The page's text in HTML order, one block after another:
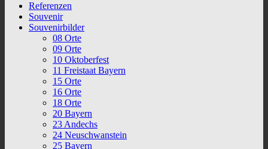
Referenzen
Souvenir
Souvenirbilder
08 Orte
09 Orte
10 Oktoberfest
11 Freistaat Bayern
15 Orte
16 Orte
18 Orte
20 Bayern
23 Andechs
24 Neuschwanstein
25 Bayern